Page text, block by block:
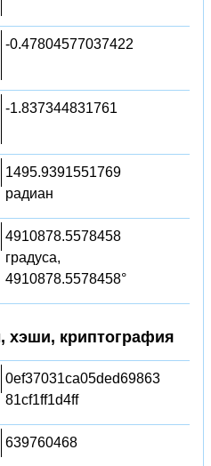
-0.47804577037422
-1.837344831761
1495.9391551769
радиан
4910878.5578458
градуса,
4910878.5578458°
криптография
0ef37031ca05ded69863
81cf1ff1d4ff
639760468